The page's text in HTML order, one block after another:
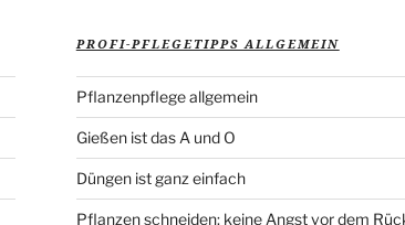
PROFI-PFLEGETIPPS ALLGEMEIN
Pflanzenpflege allgemein
Gießen ist das A und O
Düngen ist ganz einfach
Pflanzen schneiden: keine Angst vor dem